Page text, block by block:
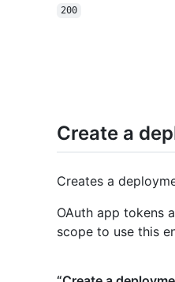
200
Create a
Creates a
OAuth app tokens
scope to use this